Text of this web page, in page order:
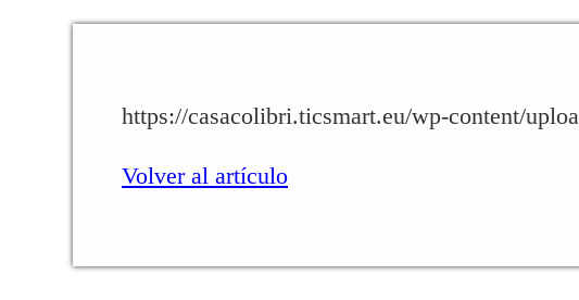
https://casacolibri.ticsmart.eu/wp-content/
Volver al artículo